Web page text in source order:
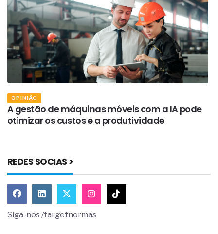
OPINIÃO
A gestão de máquinas móveis com a IA pode
otimizar os custos e a produtividade
REDES SOCIAS >
Siga-nos /targetnormas